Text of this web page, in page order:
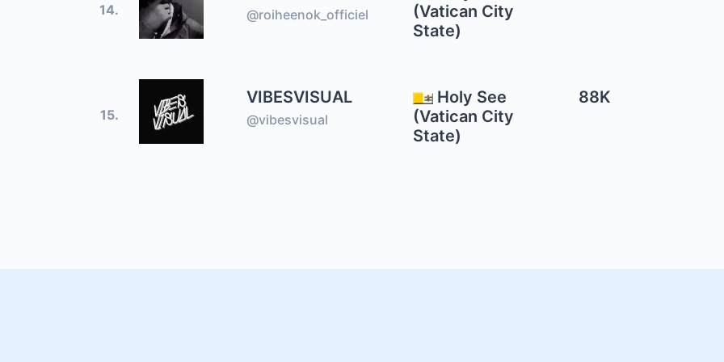
14. @roiheenok_officiel
(Vatican City
State)
15.
VIBESVISUAL
@vibesvisual
Holy See
(Vatican City
State)
88K